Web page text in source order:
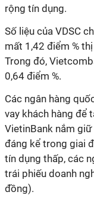
rộng tín dụng.
Số liệu của VDSC
mất 1,42 điểm %
Trong đó,
0,64 điểm %.
Các ngân hàng
vay khách hàng để
VietinBank nắm
đáng kể trong giai
tín dụng thấp, các
trái phiếu doanh
đồng).